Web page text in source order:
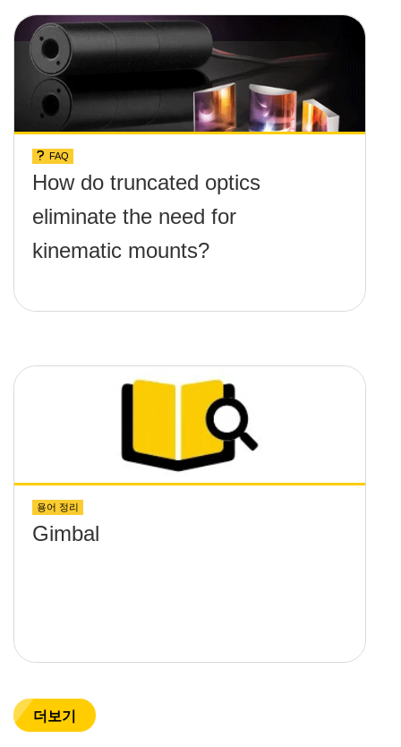
FAQ
How do truncated optics
eliminate the need for
kinematic mounts?
용어 정리
Gimbal
더보기